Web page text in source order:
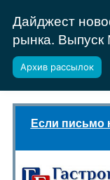
Дайджест
рынка.
Архив рассылок
Если письмо